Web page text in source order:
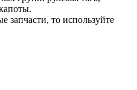
запчасти, то используйте